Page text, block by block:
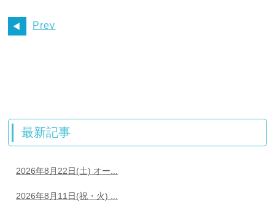
Prev
最新記事
2026年8月22日(土) オー...
2026年8月11日(祝・火) ...